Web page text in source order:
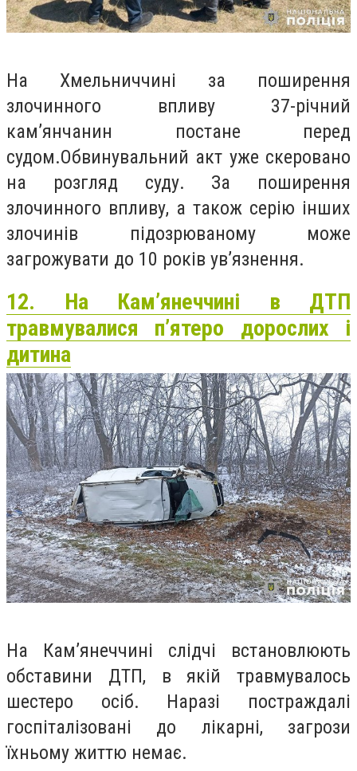
На Хмельниччині за поширення
злочинного впливу 37-річний
кам’янчанин постане перед
судом.Обвинувальний акт уже скеровано
на розгляд суду. За поширення
злочинного впливу, а також серію інших
злочинів підозрюваному може
загрожувати до 10 років ув’язнення.
12. На Кам’янеччині в ДТП
травмувалися п’ятеро дорослих і
дитина
На Кам’янеччині слідчі встановлюють
обставини ДТП, в якій травмувалось
шестеро осіб. Наразі постраждалі
госпіталізовані до лікарні, загрози
їхньому життю немає.